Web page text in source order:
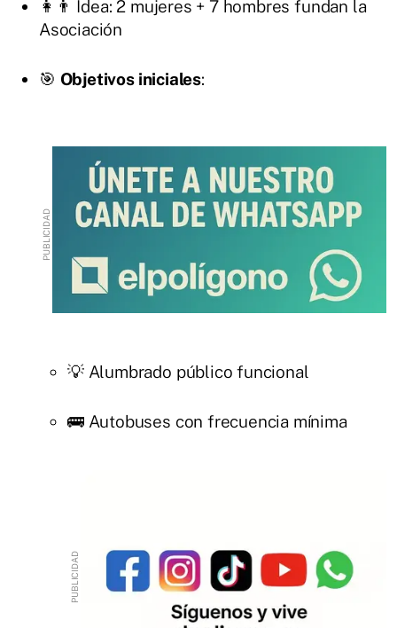
👩👨 Idea: 2 mujeres + 7 hombres fundan la
Asociación
🎯 Objetivos iniciales:
💡 Alumbrado público funcional
🚌 Autobuses con frecuencia mínima